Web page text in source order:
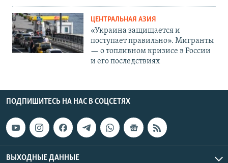
ЦЕНТРАЛЬНАЯ АЗИЯ
«Украина защищается и
поступает правильно». Мигранты
— о топливном кризисе в России
и его последствиях
ПОДПИШИТЕСЬ НА НАС В СОЦСЕТЯХ
ВЫХОДНЫЕ ДАННЫЕ